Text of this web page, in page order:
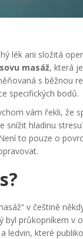
lék ani složitá
masáž, která je
s běžnou
specifických bodů.
vám řekli, že
snížit hladinu
to pouze o
v češtině
byl průkopníkem v
ledvin, které